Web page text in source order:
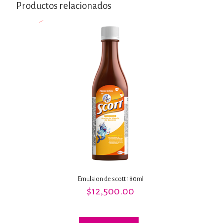
Productos relacionados
Emulsion de scott 180ml
$12,500.00